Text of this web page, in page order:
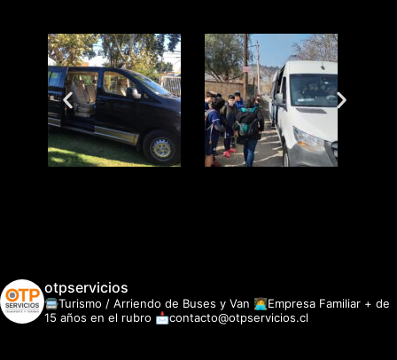
otpservicios
🚍Turismo / Arriendo de Buses y Van 👩‍💻Empresa Familiar + de
15 años en el rubro 📩contacto@otpservicios.cl